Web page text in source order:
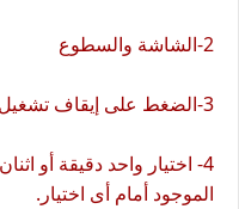
2-الشاشة والسطوع
3-الضغط على إيقاف تشغيل الشاشة تلقائيا
4- اختيار واحد دقيقة أو
الموجود أمام أى اختيار.